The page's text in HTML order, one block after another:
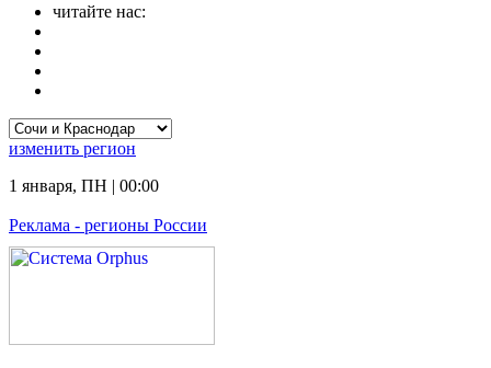
читайте нас:
изменить регион
1 января, ПН | 00:00
Реклама - регионы России